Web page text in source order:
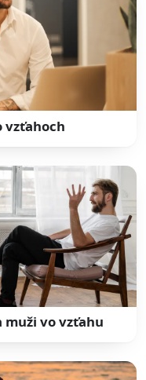
vzťahoch
vo vzťahu